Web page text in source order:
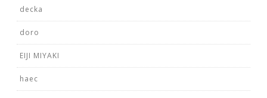
decka
doro
EIJI MIYAKI
haec